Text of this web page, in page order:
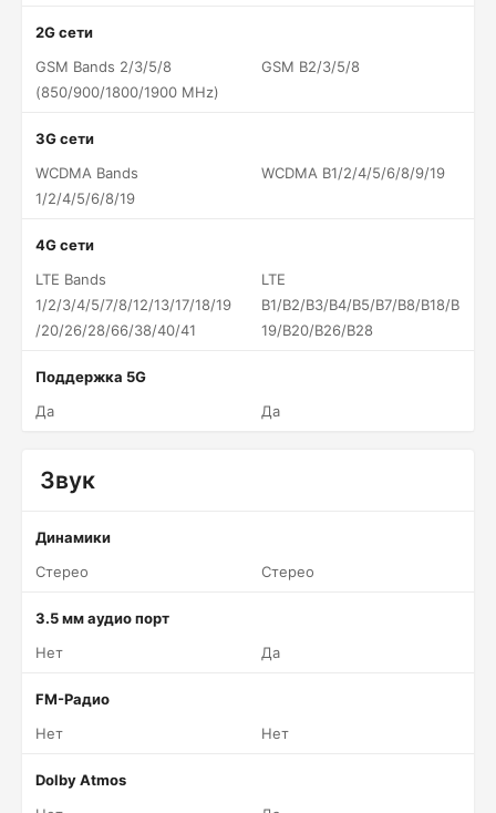
2G сети
GSM Bands 2/3/5/8
(850/900/1800/1900 MHz)
GSM B2/3/5/8
3G сети
WCDMA Bands
1/2/4/5/6/8/19
WCDMA B1/2/4/5/6/8/9/19
4G сети
LTE Bands
1/2/3/4/5/7/8/12/13/17/18/19
/20/26/28/66/38/40/41
LTE
B1/B2/B3/B4/B5/B7/B8/B18/B
19/B20/B26/B28
Поддержка 5G
Да
Да
Звук
Динамики
Стерео
Стерео
3.5 мм аудио порт
Нет
Да
FM-Радио
Нет
Нет
Dolby Atmos